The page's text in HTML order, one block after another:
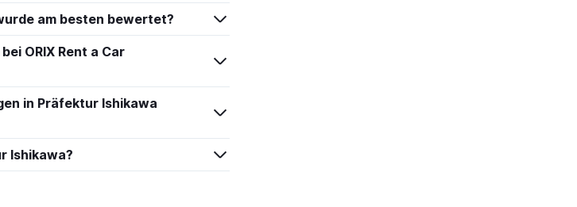
am besten bewertet?
ORIX Rent a Car
in Präfektur Ishikawa
Ishikawa?